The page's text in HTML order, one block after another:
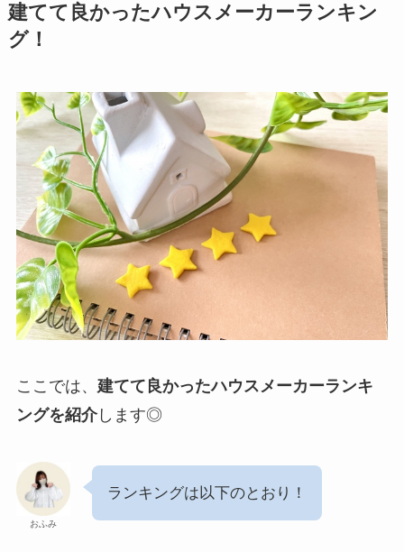
建てて良かったハウスメーカーランキン
グ！
ここでは、 建てて良かったハウスメーカーランキ
ングを紹介します◎
おふみ
ランキングは以下のとおり！